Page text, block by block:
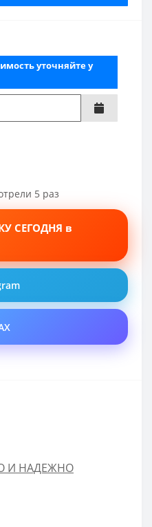
уточняйте у
5 раз
СЕГОДНЯ в
И НАДЕЖНО